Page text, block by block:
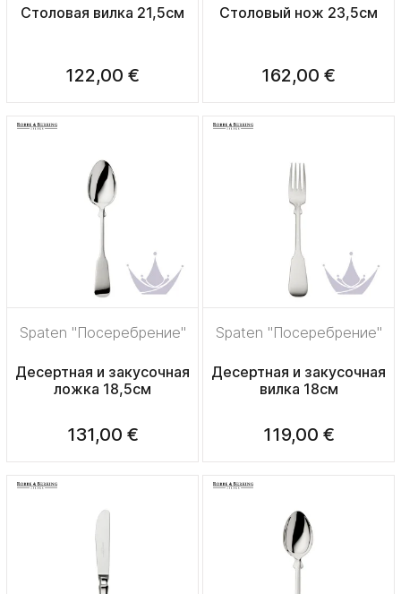
Столовая вилка 21,5см
122,00 €
Столовый нож 23,5см
162,00 €
Spaten "Посеребрение"
Десертная и закусочная
ложка 18,5см
131,00 €
Spaten "Посеребрение"
Десертная и закусочная
вилка 18см
119,00 €